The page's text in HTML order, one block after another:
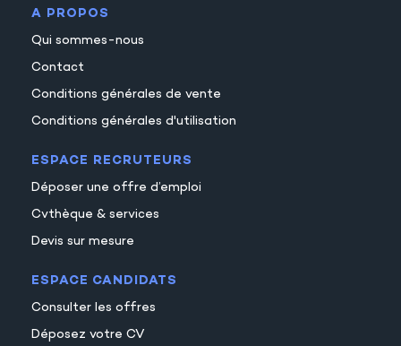
A PROPOS
Qui sommes-nous
Contact
Conditions générales de vente
Conditions générales d'utilisation
ESPACE RECRUTEURS
Déposer une offre d’emploi
Cvthèque & services
Devis sur mesure
ESPACE CANDIDATS
Consulter les offres
Déposez votre CV